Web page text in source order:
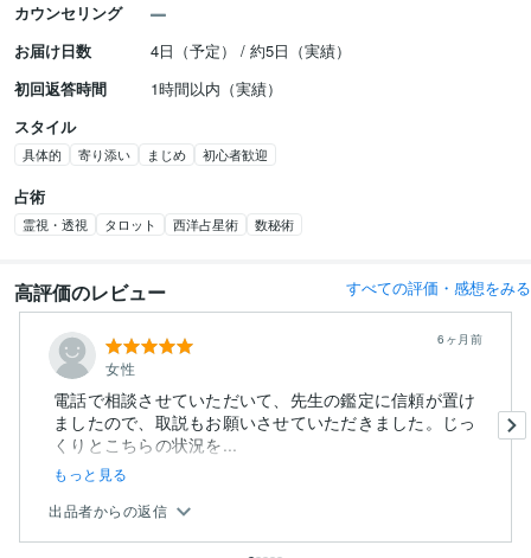
カウンセリング
お届け日数
4日（予定） / 約5日（実績）
初回返答時間
1時間以内（実績）
スタイル
具体的 寄り添い まじめ 初心者歓迎
占術
霊視・透視 タロット 西洋占星術 数秘術
高評価のレビュー すべての評価・感想をみる
女性
6ヶ月前
電話で相談させていただいて、先生の鑑定に信頼が置け
ましたので、取説もお願いさせていただきました。じっ
くりとこちらの状況を...
もっと見る
出品者からの返信